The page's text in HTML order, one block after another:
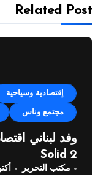
Related Post
إقتصادية وسياحية
مجتمع وناس
وفد لبناني
Solid 2
مكتب التحرير